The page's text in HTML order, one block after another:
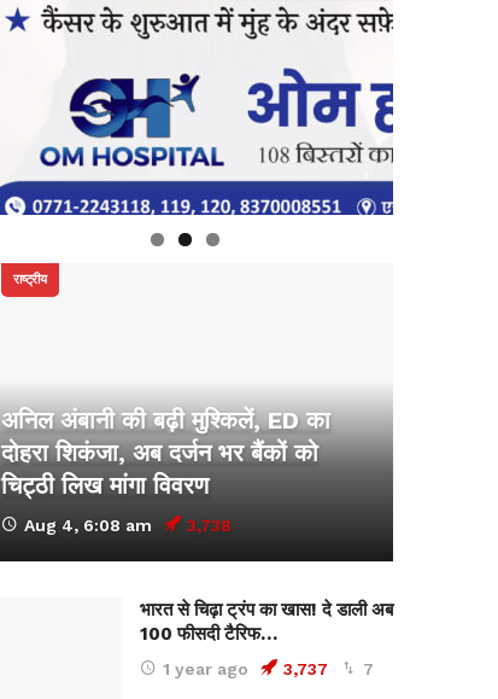
राष्ट्रीय
अनिल अंबानी की बढ़ी मुश्किलें, ED का
दोहरा शिकंजा, अब दर्जन भर बैंकों को
चिट्ठी लिख मांगा विवरण
Aug 4, 6:08 am 3,738
भारत से चिढ़ा ट्रंप का खास! दे डाली अब
100 फीसदी टैरिफ…
1 year ago 3,737 7